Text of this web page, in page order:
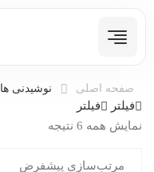
صفحه اصلی نوشیدنی ها
فیلتر
فیلتر
نمایش همه 6 نتیجه